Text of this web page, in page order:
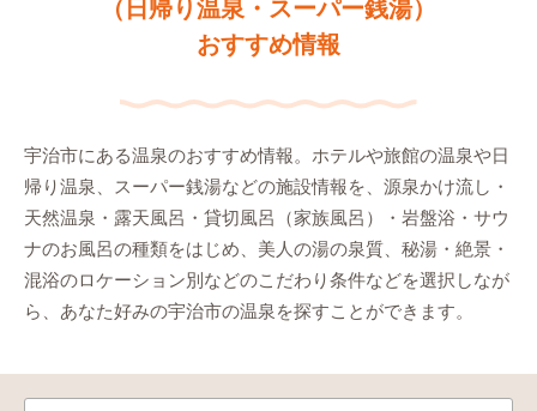
おすすめ情報
宇治市にある温泉のおすすめ情報。ホテルや旅館の温泉や日
帰り温泉、スーパー銭湯などの施設情報を、源泉かけ流し・
天然温泉・露天風呂・貸切風呂（家族風呂）・岩盤浴・サウ
ナのお風呂の種類をはじめ、美人の湯の泉質、秘湯・絶景・
混浴のロケーション別などのこだわり条件などを選択しなが
ら、あなた好みの宇治市の温泉を探すことができます。